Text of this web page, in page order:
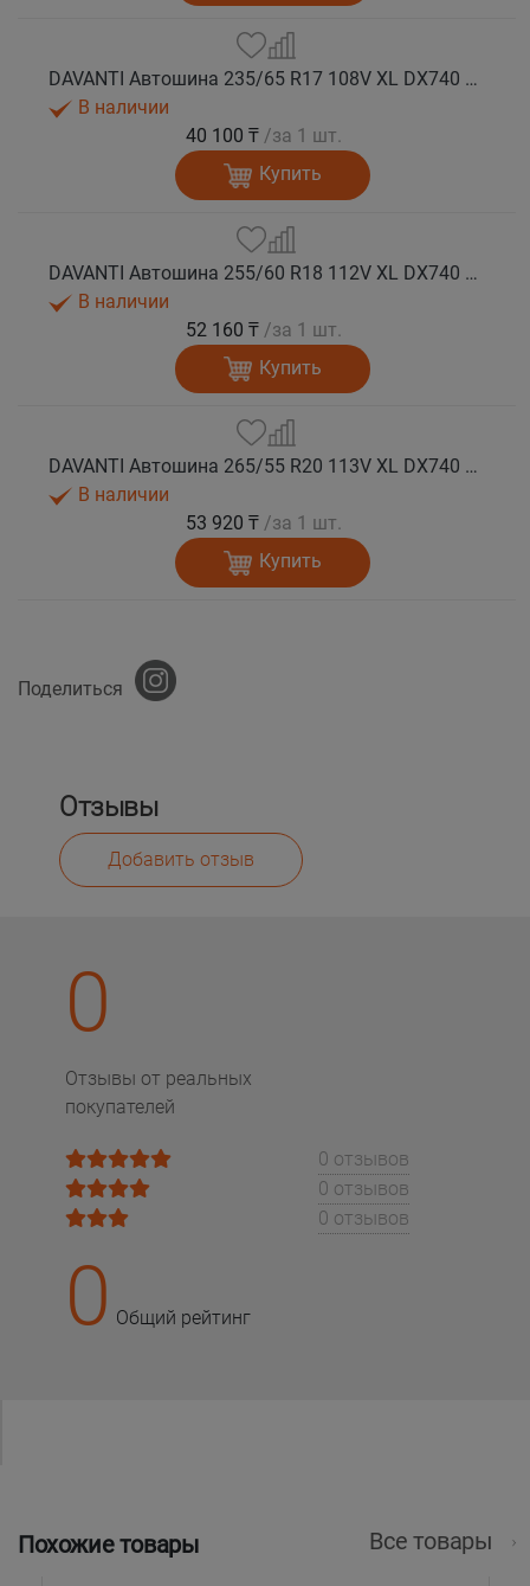
DAVANTI Автошина 235/65 R17 108V XL DX740 лето
В наличии
40 100 ₸ /за 1 шт.
Купить
DAVANTI Автошина 255/60 R18 112V XL DX740 лето (Таиланд)
В наличии
52 160 ₸ /за 1 шт.
Купить
DAVANTI Автошина 265/55 R20 113V XL DX740 RPR лето
В наличии
53 920 ₸ /за 1 шт.
Купить
Поделиться
Отзывы
Добавить отзыв
0
Отзывы от реальных
покупателей
0 отзывов
0 отзывов
0 отзывов
0 Общий рейтинг
Похожие товары Все товары